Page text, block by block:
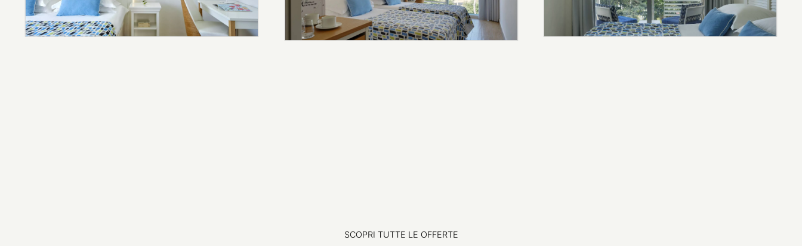
ESPLORA ESPLORA ESPLORA
SCOPRI TUTTE LE OFFERTE